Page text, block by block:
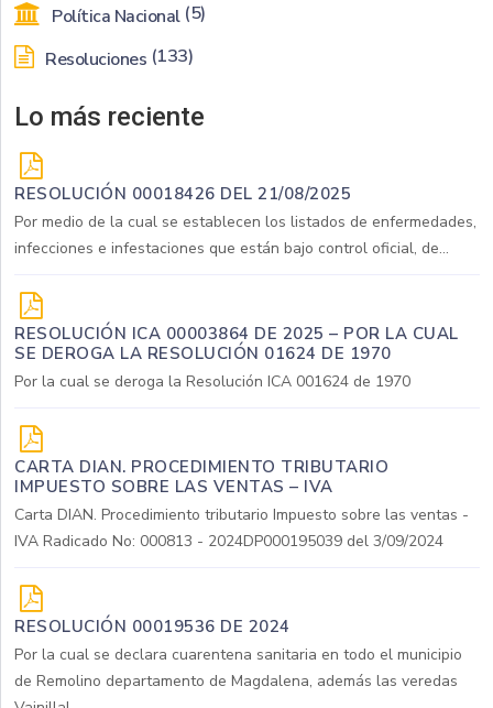
Política Nacional (5)
Resoluciones (133)
Lo más reciente
RESOLUCIÓN 00018426 DEL 21/08/2025
Por medio de la cual se establecen los listados de enfermedades,
infecciones e infestaciones que están bajo control oficial, de...
RESOLUCIÓN ICA 00003864 DE 2025 – POR LA CUAL
SE DEROGA LA RESOLUCIÓN 01624 DE 1970
Por la cual se deroga la Resolución ICA 001624 de 1970
CARTA DIAN. PROCEDIMIENTO TRIBUTARIO
IMPUESTO SOBRE LAS VENTAS – IVA
Carta DIAN. Procedimiento tributario Impuesto sobre las ventas -
IVA Radicado No: 000813 - 2024DP000195039 del 3/09/2024
RESOLUCIÓN 00019536 DE 2024
Por la cual se declara cuarentena sanitaria en todo el municipio
de Remolino departamento de Magdalena, además las veredas